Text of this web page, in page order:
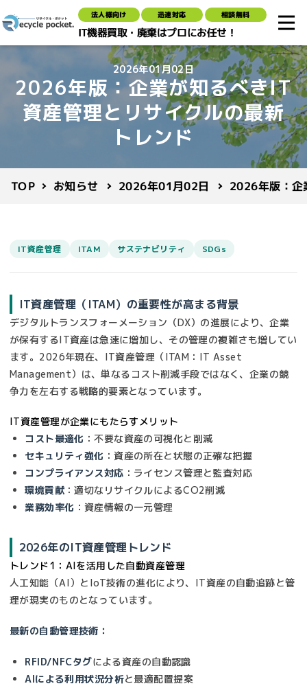
法人様向け 迅速対応 相談無料
IT機器買取・廃棄はプロにお任せ！
2026年01月02日
2026年版：企業が知るべきIT
資産管理とリサイクルの最新
トレンド
TOP お知らせ 2026年01月02日 2026年版：企
IT資産管理 ITAM サステナビリティ SDGs
IT資産管理（ITAM）の重要性が高まる背景
デジタルトランスフォーメーション（DX）の進展により、企業
が保有するIT資産は急速に増加し、その管理の複雑さも増してい
ます。2026年現在、IT資産管理（ITAM：IT Asset
Management）は、単なるコスト削減手段ではなく、企業の競
争力を左右する戦略的要素となっています。
IT資産管理が企業にもたらすメリット
コスト最適化 ：不要な資産の可視化と削減
セキュリティ強化 ：資産の所在と状態の正確な把握
コンプライアンス対応 ：ライセンス管理と監査対応
環境貢献 ：適切なリサイクルによるCO2削減
業務効率化 ：資産情報の一元管理
2026年のIT資産管理トレンド
トレンド1：AIを活用した自動資産管理
人工知能（AI）とIoT技術の進化により、IT資産の自動追跡と管
理が現実のものとなっています。
最新の自動管理技術：
RFID/NFCタグによる資産の自動認識
AIによる利用状況分析と最適配置提案